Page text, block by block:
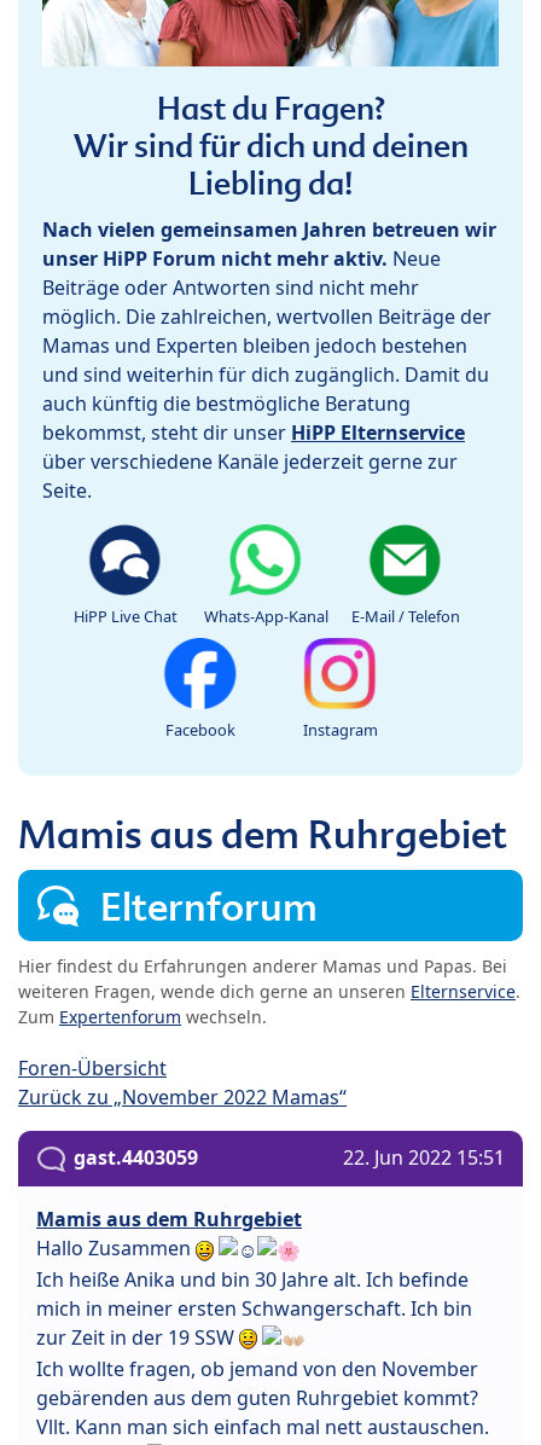
Hast du Fragen?
Wir sind für dich und deinen
Liebling da!
Nach vielen gemeinsamen Jahren betreuen wir
unser HiPP Forum nicht mehr aktiv. Neue
Beiträge oder Antworten sind nicht mehr
möglich. Die zahlreichen, wertvollen Beiträge der
Mamas und Experten bleiben jedoch bestehen
und sind weiterhin für dich zugänglich. Damit du
auch künftig die bestmögliche Beratung
bekommst, steht dir unser HiPP Elternservice
über verschiedene Kanäle jederzeit gerne zur
Seite.
HiPP Live Chat Whats-App-Kanal E-Mail / Telefon
Facebook Instagram
Mamis aus dem Ruhrgebiet
Elternforum
Hier findest du Erfahrungen anderer Mamas und Papas. Bei
weiteren Fragen, wende dich gerne an unseren Elternservice.
Zum Expertenforum wechseln.
Foren-Übersicht
Zurück zu „November 2022 Mamas“
gast.4403059 22. Jun 2022 15:51
Mamis aus dem Ruhrgebiet
Hallo Zusammen
Ich heiße Anika und bin 30 Jahre alt. Ich befinde
mich in meiner ersten Schwangerschaft. Ich bin
zur Zeit in der 19 SSW
Ich wollte fragen, ob jemand von den November
gebärenden aus dem guten Ruhrgebiet kommt?
Vllt. Kann man sich einfach mal nett austauschen.